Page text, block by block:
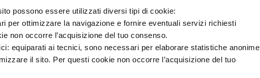
possono essere utilizzati diversi tipi di cookie:
per ottimizzare la navigazione e fornire eventuali servizi richiesti
non occorre l’acquisizione del tuo consenso.
equiparati ai tecnici, sono necessari per elaborare statistiche anonime
il sito. Per questi cookie non occorre l’acquisizione del tuo
E REG. IMPR. BO 00286900378 R.E.A. BO 5545